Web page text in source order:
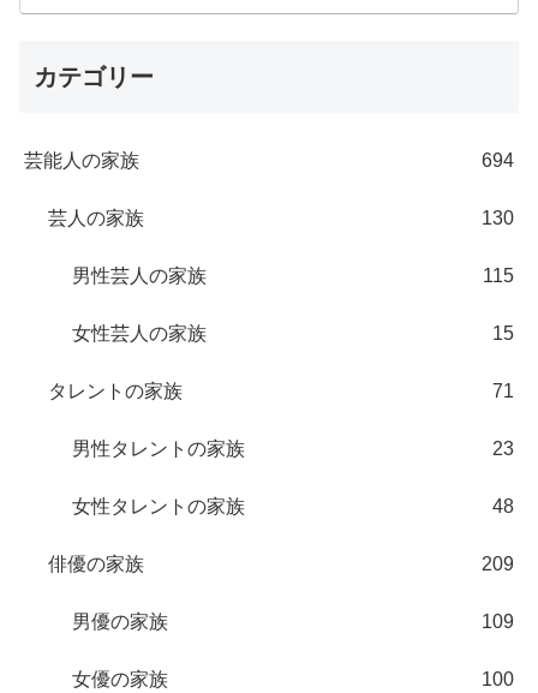
カテゴリー
芸能人の家族 694
芸人の家族 130
男性芸人の家族 115
女性芸人の家族 15
タレントの家族 71
男性タレントの家族 23
女性タレントの家族 48
俳優の家族 209
男優の家族 109
女優の家族 100